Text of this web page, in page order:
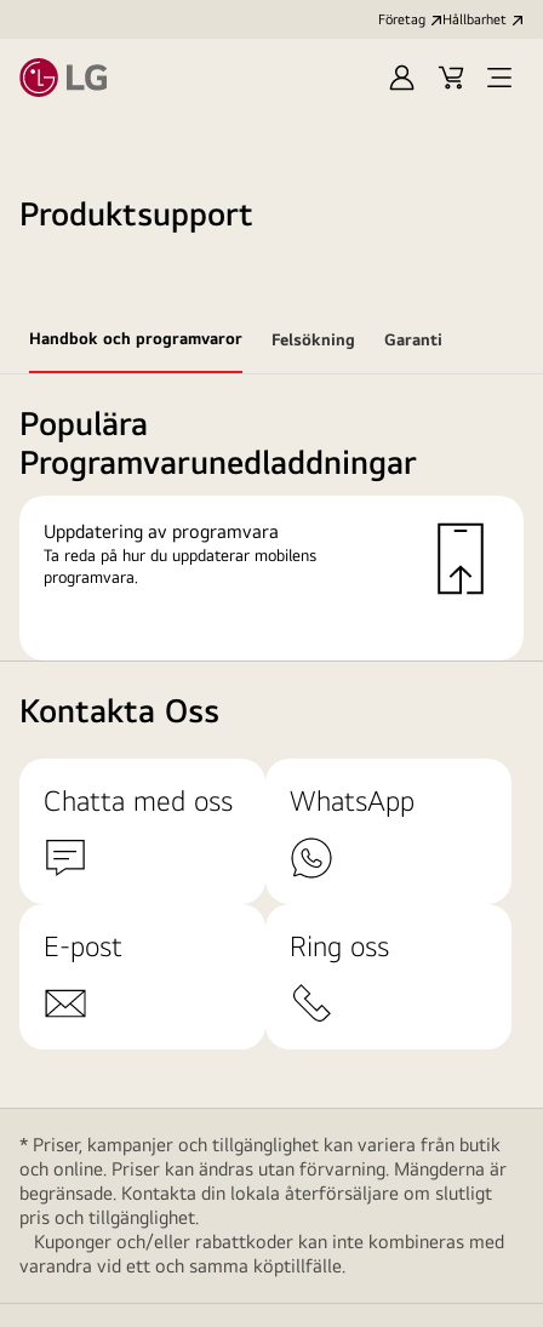
Företag Hållbarhet
LoggaKundvagn
Produktsupport
Handbok och programvaror Felsökning Garanti
Populära
Programvarunedladdningar
Uppdatering av programvara
Ta reda på hur du uppdaterar mobilens
programvara.
Kontakta Oss
Chatta med oss WhatsApp
E-post Ring oss
* Priser, kampanjer och tillgänglighet kan variera från butik
och online. Priser kan ändras utan förvarning. Mängderna är
begränsade. Kontakta din lokala återförsäljare om slutligt
pris och tillgänglighet.
Kuponger och/eller rabattkoder kan inte kombineras med
varandra vid ett och samma köptillfälle.